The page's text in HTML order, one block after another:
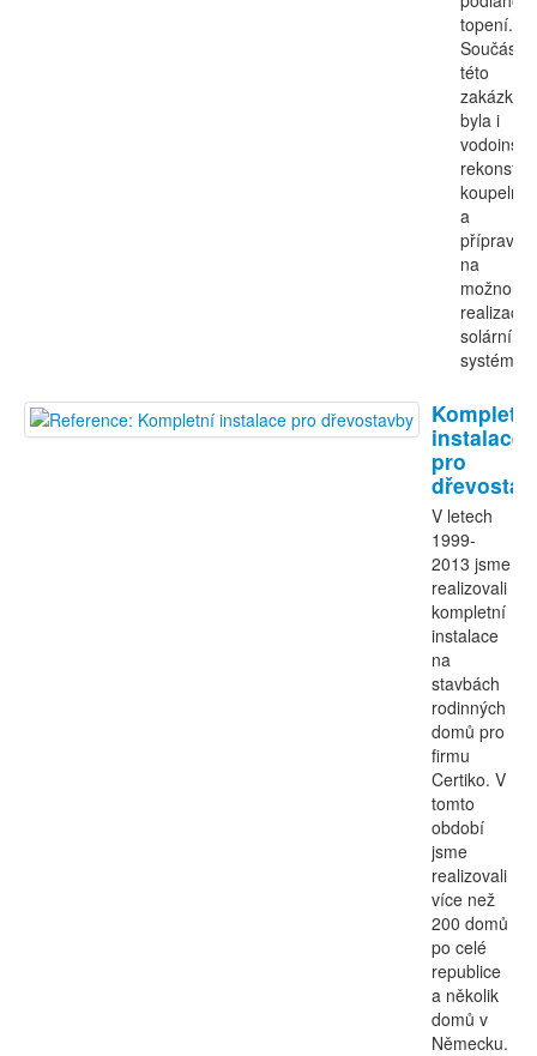
topení.
Součásti
této
zakázky
byla i
koupelny
a
příprava
na
možnou
realizaci
solárního
systému.
Kompletní
instalace
pro
V letech
1999-
2013 jsme
realizovali
kompletní
instalace
na
stavbách
rodinných
domů pro
firmu
Certiko. V
tomto
období
jsme
realizovali
více než
200 domů
po celé
republice
a několik
domů v
Německu.